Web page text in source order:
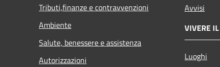
Tributi,finanze e contravvenzioni
Ambiente
Salute, benessere e assistenza
Autorizzazioni
Avvisi
VIVERE
Luoghi